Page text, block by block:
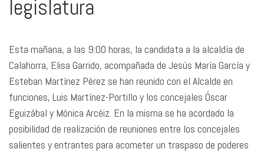
legislatura
Esta mañana, a las 9:00 horas, la candidata a la alcaldía de
Calahorra, Elisa Garrido, acompañada de Jesús María García y
Esteban Martínez Pérez se han reunido con el Alcalde en
funciones, Luis Martínez-Portillo y los concejales Óscar
Eguizábal y Mónica Arcéiz. En la misma se ha acordado la
posibilidad de realización de reuniones entre los concejales
salientes y entrantes para acometer un traspaso de poderes